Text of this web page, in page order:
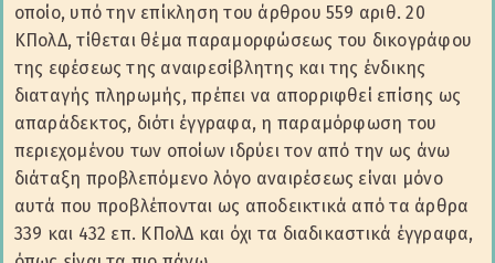
οποίο, υπό την επίκληση του άρθρου 559 αριθ. 20
ΚΠολΔ, τίθεται θέμα παραμορφώσεως του δικογράφου
της εφέσεως της αναιρεσίβλητης και της ένδικης
διαταγής πληρωμής, πρέπει να απορριφθεί επίσης ως
απαράδεκτος, διότι έγγραφα, η παραμόρφωση του
περιεχομένου των οποίων ιδρύει τον από την ως άνω
διάταξη προβλεπόμενο λόγο αναιρέσεως είναι μόνο
αυτά που προβλέπονται ως αποδεικτικά από τα άρθρα
339 και 432 επ. ΚΠολΔ και όχι τα διαδικαστικά έγγραφα,